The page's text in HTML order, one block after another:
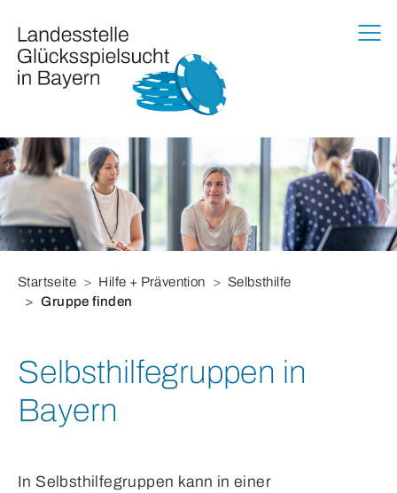
Startseite Hilfe + Prävention
Selbsthilfe
Gruppe finden
Selbsthilfegruppen in
Bayern
In Selbsthilfegruppen kann in einer